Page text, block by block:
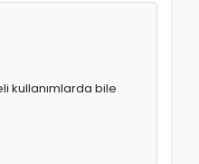
kullanımlarda bile